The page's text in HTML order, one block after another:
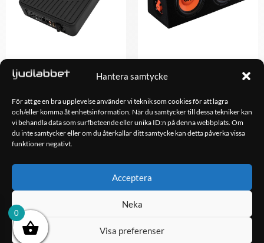
Hantera samtycke
För att ge en bra upplevelse använder vi teknik som cookies för att lagra
och/eller komma åt enhetsinformation. När du samtycker till dessa tekniker kan
vi behandla data som surfbeteende eller unika ID:n på denna webbplats. Om
du inte samtycker eller om du återkallar ditt samtycke kan detta påverka vissa
funktioner negativt.
Acceptera
Neka
Visa preferenser
DLS ACW10 –
Undersätesbas
3,490.00kr
LÄGG TILL I
VARUKORG
GAS MAD B2-210
LÄGG TILL I
OM OSS
Ljudlabbet är en del av Kungshamns Bildepå – Ljudlabbet i
Sotenäs AB.
0